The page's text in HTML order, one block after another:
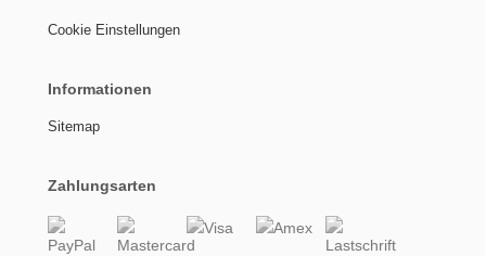
Cookie Einstellungen
Informationen
Sitemap
Zahlungsarten